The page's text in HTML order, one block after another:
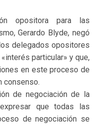
opositora para las
Gerardo Blyde, negó
delegados opositores
particular» y que,
en este proceso de
consenso.
de negociación de la
que todas las
de negociación se